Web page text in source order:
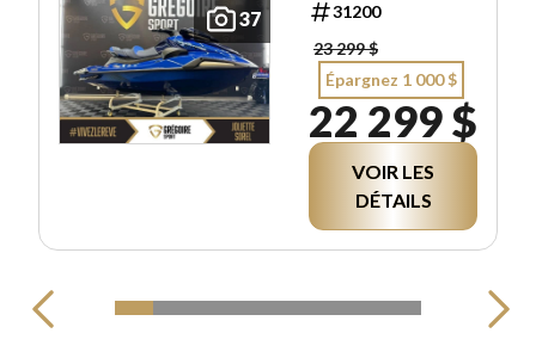
37
31200
23 299 $
Épargnez 1 000 $
22 299 $
VOIR LES
DÉTAILS